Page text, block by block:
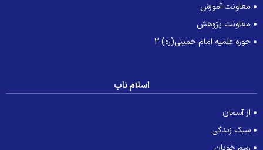
معاونت آموزش
معاونت پژوهش
حوزه علمیه امام خمینی(ره) 2
اسلام ناب
از آسمان
سبک زندگی